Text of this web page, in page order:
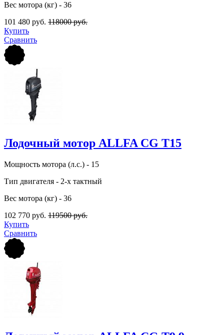
Вес мотора (кг) - 36
101 480 руб. 118000 руб.
Купить
Сравнить
Лодочный мотор ALLFA CG Т15
Мощность мотора (л.с.) - 15
Тип двигателя - 2-х тактный
Вес мотора (кг) - 36
102 770 руб. 119500 руб.
Купить
Сравнить